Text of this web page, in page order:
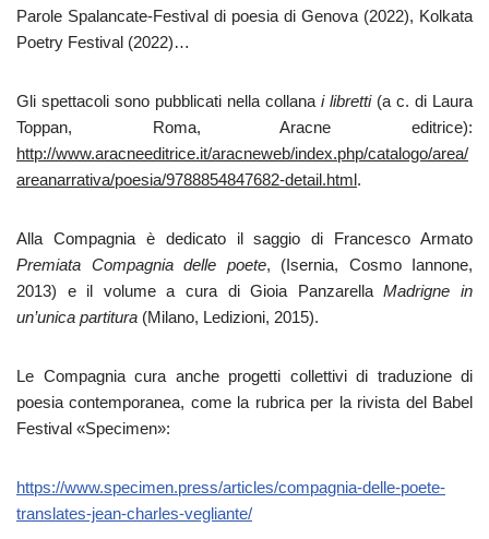
Parole Spalancate-Festival di poesia di Genova (2022), Kolkata
Poetry Festival (2022)…
Gli spettacoli sono pubblicati nella collana i libretti (a c. di Laura
Toppan, Roma, Aracne editrice):
http://www.aracneeditrice.it/aracneweb/index.php/catalogo/area/
areanarrativa/poesia/9788854847682-detail.html.
Alla Compagnia è dedicato il saggio di Francesco Armato
Premiata Compagnia delle poete, (Isernia, Cosmo Iannone,
2013) e il volume a cura di Gioia PanzarellaMadrigne in
un’unica partitura (Milano, Ledizioni, 2015).
Le Compagnia cura anche progetti collettivi di traduzione di
poesia contemporanea, come la rubrica per la rivista del Babel
Festival «Specimen»:
https://www.specimen.press/articles/compagnia-delle-poete-
translates-jean-charles-vegliante/